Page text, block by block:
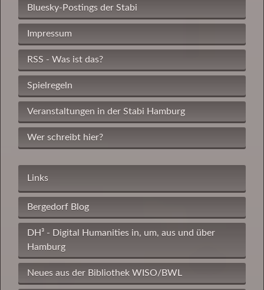
Bluesky-Postings der Stabi
Impressum
RSS - Was ist das?
Spielregeln
Veranstaltungen in der Stabi Hamburg
Wer schreibt hier?
Links
Bergedorf Blog
DH³ - Digital Humanities in, um, aus und über
Hamburg
Neues aus der Bibliothek WISO/BWL